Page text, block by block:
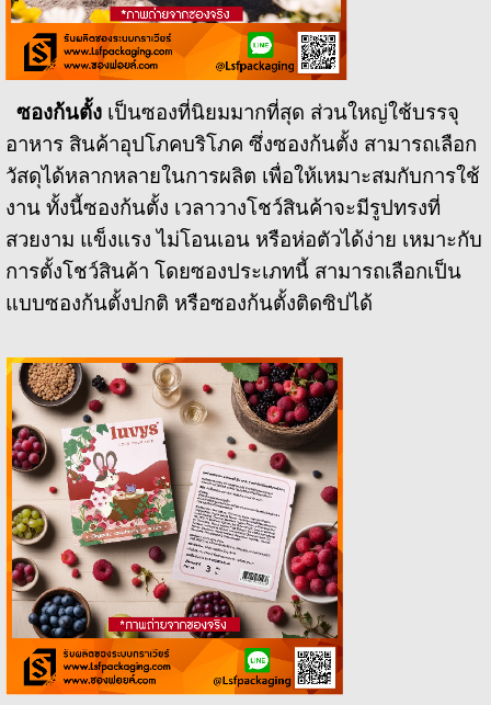
ซองก้นตั้งเป็นซองที่นิยมมากที่สุด ส่วนใหญ่ใช้บรรจุ
อาหาร สินค้าอุปโภคบริโภค ซึ่งซองก้นตั้ง สามารถเลือก
วัสดุได้หลากหลายในการผลิต เพื่อให้เหมาะสมกับการใช้
งาน ทั้งนี้ซองก้นตั้ง เวลาวางโชว์สินค้าจะมีรูปทรงที่
สวยงาม แข็งแรง ไม่โอนเอน หรือห่อตัวได้ง่าย เหมาะกับ
การตั้งโชว์สินค้า โดยซองประเภทนี้ สามารถเลือกเป็น
แบบซองก้นตั้งปกติ หรือซองก้นตั้งติดซิปได้